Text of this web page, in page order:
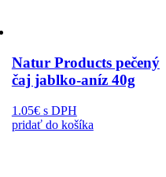
Natur Products pečený
čaj jablko-aníz 40g
1.05€ s DPH
pridať do košíka